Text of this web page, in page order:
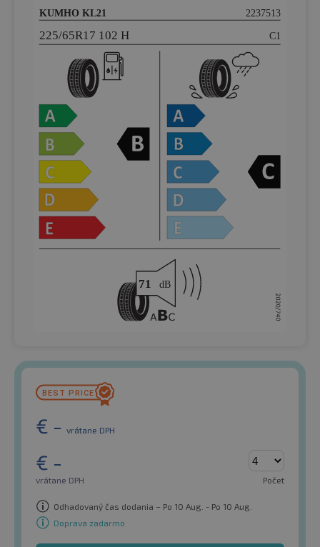
€ - vrátane DPH
€ -
vrátane DPH Počet
Odhadovaný čas dodania – Po 10 Aug. - Po 10 Aug.
Doprava zadarmo